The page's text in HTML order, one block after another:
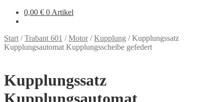
0,00 € 0 Artikel
Start /Trabant 601 /Motor/Kupplung /Kupplungssatz
Kupplungsautomat Kupplungsscheibe gefedert
Kupplungssatz